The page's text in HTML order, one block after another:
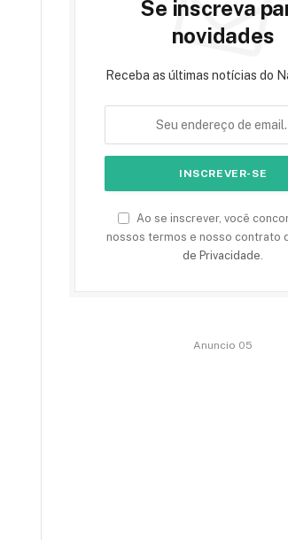
Se inscreva
novidades
Receba as últimas notícias do
Ao se inscrever, você
nossos termos e nosso contrato
de Privacidade
Anuncio 05